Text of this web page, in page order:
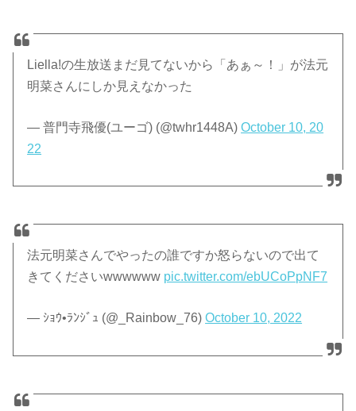
Liella!の生放送まだ見てないから「あぁ～！」が法元
明菜さんにしか見えなかった
— 普門寺飛優(ユーゴ) (@twhr1448A)October 10, 20
22
法元明菜さんでやったの誰ですか怒らないので出て
きてくださいwwwwww pic.twitter.com/ebUCoPpNF7
— ｼｮｳ•ﾗﾝｼﾞｭ (@_Rainbow_76)October 10, 2022